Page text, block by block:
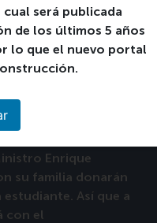
será publicada
de los últimos 5 años
lo que el nuevo portal
este apoyo
recursos que
académico;
de esta
Enrique
su familia donarán
Así que a
con el